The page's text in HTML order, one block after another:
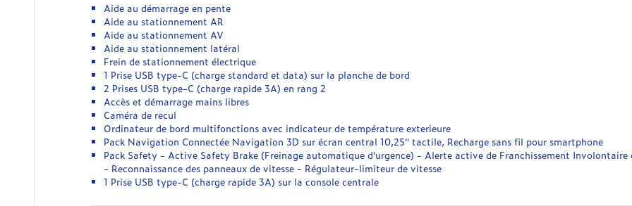
Aide au démarrage en pente
Aide au stationnement AR
Aide au stationnement AV
Aide au stationnement latéral
Frein de stationnement électrique
1 Prise USB type-C (charge standard et data) sur la planche de bord
2 Prises USB type-C (charge rapide 3A) en rang 2
Accès et démarrage mains libres
Caméra de recul
Ordinateur de bord multifonctions avec indicateur de température exterieure
Pack Navigation Connectée Navigation 3D sur écran central 10,25'' tactile, Recharge sans fil pour smartphone
Pack Safety - Active Safety Brake (Freinage automatique d'urgence) - Alerte active de Franchissement
- Reconnaissance des panneaux de vitesse - Régulateur-limiteur de vitesse
1 Prise USB type-C (charge rapide 3A) sur la console centrale